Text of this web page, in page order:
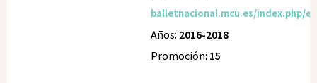
balletnacional.mcu.es/index.php/
Años: 2016-2018
Promoción: 15